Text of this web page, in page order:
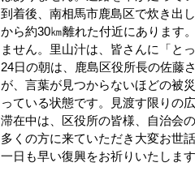
到着後、南相馬市鹿島区で炊き出
から約30㎞離れた付近にあります
ません。里山汁は、皆さんに「と
24日の朝は、鹿島区役所長の佐藤
が、言葉が見つからないほどの被
っている状態です。見渡す限りの
滞在中は、区役所の皆様、自治会
多くの方に来ていただき大変お世
一日も早い復興をお祈りいたします